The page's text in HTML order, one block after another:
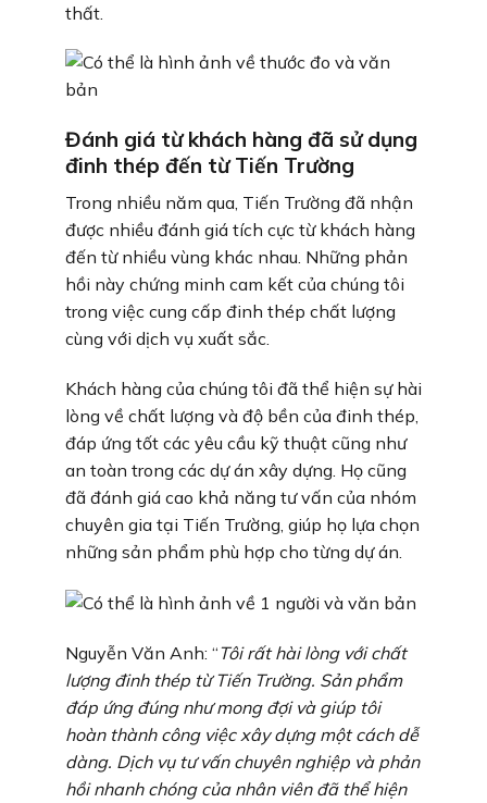
thất.
Đánh giá từ khách hàng đã sử dụng
đinh thép đến từ Tiến Trường
Trong nhiều năm qua, Tiến Trường đã nhận
được nhiều đánh giá tích cực từ khách hàng
đến từ nhiều vùng khác nhau. Những phản
hồi này chứng minh cam kết của chúng tôi
trong việc cung cấp đinh thép chất lượng
cùng với dịch vụ xuất sắc.
Khách hàng của chúng tôi đã thể hiện sự hài
lòng về chất lượng và độ bền của đinh thép,
đáp ứng tốt các yêu cầu kỹ thuật cũng như
an toàn trong các dự án xây dựng. Họ cũng
đã đánh giá cao khả năng tư vấn của nhóm
chuyên gia tại Tiến Trường, giúp họ lựa chọn
những sản phẩm phù hợp cho từng dự án.
Nguyễn Văn Anh: “Tôi rất hài lòng với chất
lượng đinh thép từ Tiến Trường. Sản phẩm
đáp ứng đúng như mong đợi và giúp tôi
hoàn thành công việc xây dựng một cách dễ
dàng. Dịch vụ tư vấn chuyên nghiệp và phản
hồi nhanh chóng của nhân viên đã thể hiện